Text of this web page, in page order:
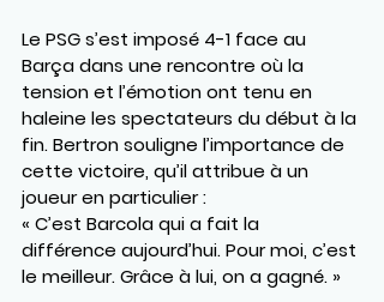
Le PSG s’est imposé 4-1 face au
Barça dans une rencontre où la
tension et l’émotion ont tenu en
haleine les spectateurs du début à la
fin. Bertron souligne l’importance de
cette victoire, qu’il attribue à un
joueur en particulier :
« C’est Barcola qui a fait la
différence aujourd’hui. Pour moi, c’est
le meilleur. Grâce à lui, on a gagné. »